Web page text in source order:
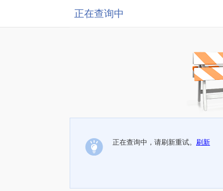
正在查询中
正在查询中，请刷新重试。 刷新